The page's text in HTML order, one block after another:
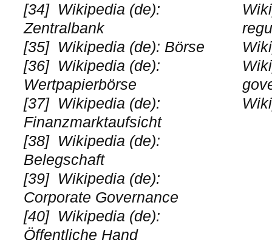
[34] Wikipedia (de):
Zentralbank
[35] Wikipedia (de): Börse
[36] Wikipedia (de):
Wertpapierbörse
[37] Wikipedia (de):
Finanzmarktaufsicht
[38] Wikipedia (de):
Belegschaft
[39] Wikipedia (de):
Corporate Governance
[40] Wikipedia (de):
Öffentliche Hand